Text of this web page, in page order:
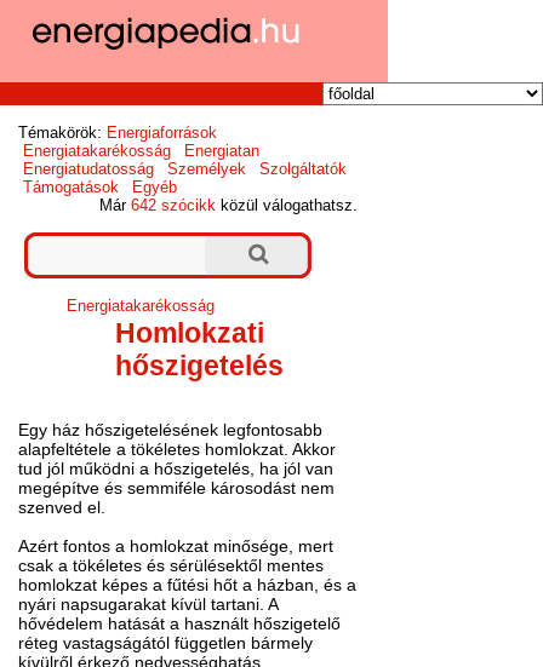
Témakörök: Energiaforrások
Energiatakarékosság
Energiatan
Energiatudatosság
Személyek
Szolgáltatók
Támogatások
Egyéb
Már642 szócikk közül válogathatsz.
Energiatakarékosság
Homlokzati
hőszigetelés
Egy ház hőszigetelésének legfontosabb
alapfeltétele a tökéletes homlokzat. Akkor
tud jól működni a hőszigetelés, ha jól van
megépítve és semmiféle károsodást nem
szenved el.
Azért fontos a homlokzat minősége, mert
csak a tökéletes és sérülésektől mentes
homlokzat képes a fűtési hőt a házban, és a
nyári napsugarakat kívül tartani. A
hővédelem hatását a használt hőszigetelő
réteg vastagságától független bármely
kívülről érkező nedvességhatás